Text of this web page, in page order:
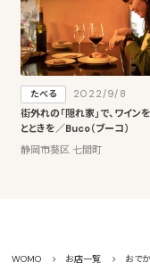
たべる
2022/9/8
街外れの「隠れ家」で、ワイン
とときを／Buco（ブーコ）
静岡市葵区 七間町
WOMO お店一覧 おで